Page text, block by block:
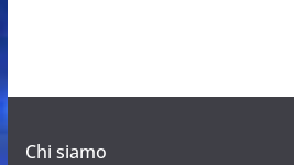
Chi siamo